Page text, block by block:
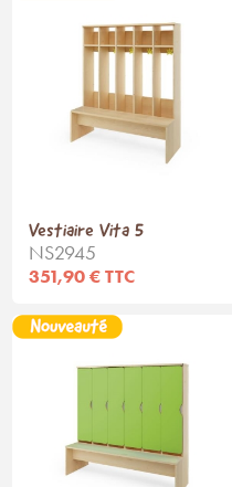
Vestiaire Vita 5
NS2945
351,90 € TTC